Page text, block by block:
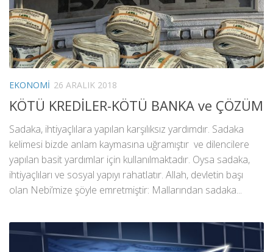
EKONOMI 26 ARALIK 2018
KÖTÜ KREDİLER-KÖTÜ BANKA ve ÇÖZÜM
Sadaka, ihtiyaçlılara yapılan karşılıksız yardımdır. Sadaka
kelimesi bizde anlam kaymasına uğramıştır ve dilencilere
yapılan basit yardımlar için kullanılmaktadır. Oysa sadaka,
ihtiyaçlıları ve sosyal yapıyı rahatlatır. Allah, devletin başı
olan Nebi’mize şöyle emretmiştir: Mallarından sadaka...